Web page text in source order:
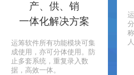
产、供、销
一体化解决方案
运筹软件所有功能模块可集
成使用，亦可分体使用。防
止多套系统，重复录入数
据，高效一体。